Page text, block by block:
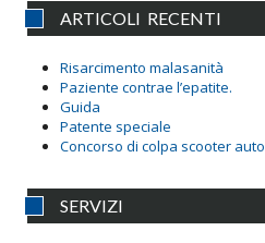
ARTICOLI RECENTI
Risarcimento malasanità
Paziente contrae l’epatite.
Guida
Patente speciale
Concorso di colpa scooter auto
SERVIZI